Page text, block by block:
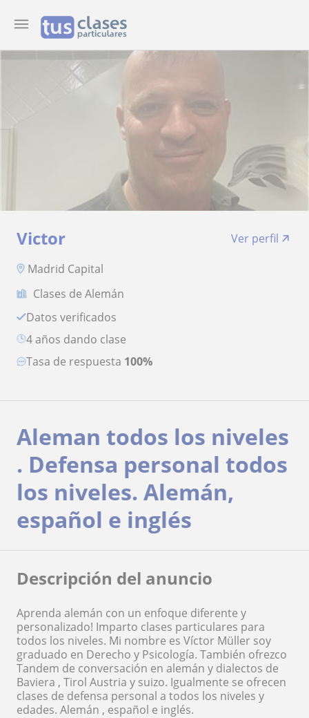
Victor
Ver perfil
Madrid Capital
Clases de Alemán
Datos verificados
4 años dando clase
Tasa de respuesta 100%
Aleman todos los niveles
. Defensa personal todos
los niveles. Alemán,
español e inglés
Descripción del anuncio
Aprenda alemán con un enfoque diferente y
personalizado! Imparto clases particulares para
todos los niveles. Mi nombre es Víctor Müller soy
graduado en Derecho y Psicología. También ofrezco
Tandem de conversación en alemán y dialectos de
Baviera , Tirol Austria y suizo. Igualmente se ofrecen
clases de defensa personal a todos los niveles y
edades. Alemán , español e inglés.